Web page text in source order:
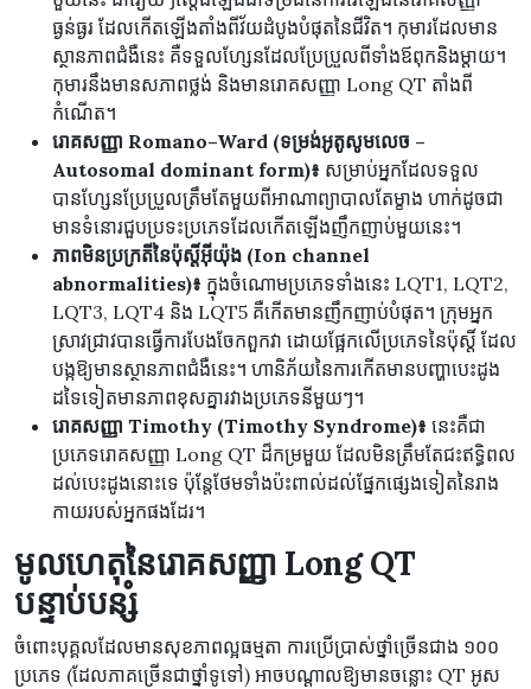
ធ្ងន់ធ្ងរ ដែលកើតឡើងតាំងពីវ័យដំបូងបំផុតនៃជីវិត។ កុមារដែលមាន
ស្ថានភាពជំងឺនេះ គឺទទួលហ្សែនដែលប្រែប្រួលពីទាំងឪពុកនិងម្តាយ។
កុមារនឹងមានសភាពថ្លង់ និងមានរោគសញ្ញា Long QT តាំងពី
កំណើត។
រោគសញ្ញា Romano–Ward (ទម្រង់អូតូសូមលេច –
Autosomal dominant form)៖ សម្រាប់អ្នកដែលទទួល
បានហ្សែនប្រែប្រួលត្រឹមតែមួយពីអាណាព្យាបាលតែម្ខាង ហាក់ដូចជា
មានទំនោរជួបប្រទះប្រភេទដែលកើតឡើងញឹកញាប់មួយនេះ។
ភាពមិនប្រក្រតីនៃប៉ុស្តិ៍អ៊ីយ៉ុង (Ion channel
abnormalities)៖ ក្នុងចំណោមប្រភេទទាំងនេះ LQT1, LQT2,
LQT3, LQT4 និង LQT5 គឺកើតមានញឹកញាប់បំផុត។ ក្រុមអ្នក
ស្រាវជ្រាវបានធ្វើការបែងចែកពួកវា ដោយផ្អែកលើប្រភេទនៃប៉ុស្តិ៍ ដែល
បង្កឱ្យមានស្ថានភាពជំងឺនេះ។ ហានិភ័យនៃការកើតមានបញ្ហាបេះដូង
ដទៃទៀតមានភាពខុសគ្នារវាងប្រភេទនីមួយៗ។
រោគសញ្ញា Timothy (Timothy Syndrome)៖ នេះគឺជា
ប្រភេទរោគសញ្ញា Long QT ដ៏កម្រមួយ ដែលមិនត្រឹមតែជះឥទ្ធិពល
ដល់បេះដូងនោះទេ ប៉ុន្តែថែមទាំងប៉ះពាល់ដល់ផ្នែកផ្សេងទៀតនៃរាង
កាយរបស់អ្នកផងដែរ។
មូលហេតុនៃរោគសញ្ញា Long QT
បន្ទាប់បន្សំ
ចំពោះបុគ្គលដែលមានសុខភាពល្អធម្មតា ការប្រើប្រាស់ថ្នាំច្រើនជាង ១០០
ប្រភេទ (ដែលភាគច្រើនជាថ្នាំទូទៅ) អាចបណ្តាលឱ្យមានចន្លោះ QT អូស